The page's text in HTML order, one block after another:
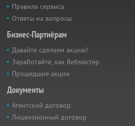
Правила сервиса
Ответы на вопросы
Бизнес-Партнёрам
Давайте сделаем акцию!
Заработайте, как Вебмастер
Прошедшие акции
Документы
Агентский договор
Лицензионный договор